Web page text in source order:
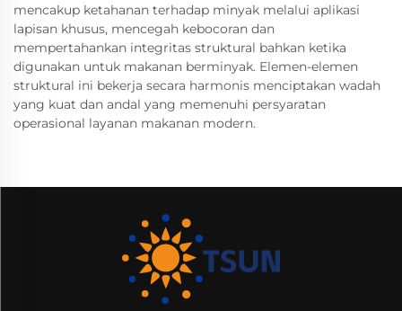
mencakup ketahanan terhadap minyak melalui aplikasi
lapisan khusus, mencegah kebocoran dan
mempertahankan integritas struktural bahkan ketika
digunakan untuk makanan berminyak. Elemen-elemen
struktural ini bekerja secara harmonis menciptakan wadah
yang kuat dan andal yang memenuhi persyaratan
operasional layanan makanan modern.